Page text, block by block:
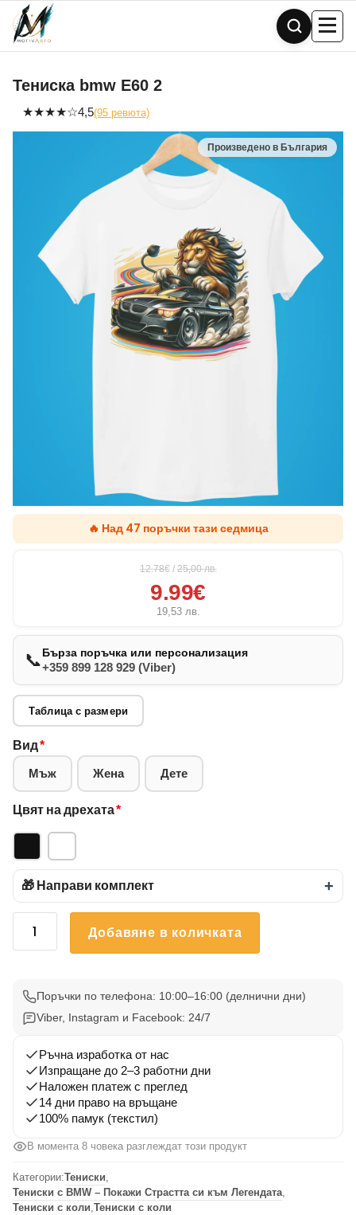
Skip
content
Тениска bmw Е60 2
★★★★☆4,5(95 ревюта)
🔥 Над 47 поръчки тази седмица
12.78€ / 25,00лв.
9.99€
19,53 лв.
📞Бърза поръчка или персонализация
+359 899 128 929 (Viber)
Таблица с размери
Вид*
Мъж Жена Дете
Цвят на дрехата*
🎁 Направи комплект +
количество
Е60
Добавяне в количката
Поръчки по телефона: 10:00–16:00 (делнични дни)
Viber, Instagram и Facebook: 24/7
Ръчна изработка от нас
Изпращане до 2–3 работни дни
Наложен платеж с преглед
14 дни право на връщане
100% памук (текстил)
В момента 8 човека разглеждат този продукт
Категории:Тениски,
Тениски с BMW – Покажи Страстта си към Легендата,
Тениски с коли,Тениски с коли